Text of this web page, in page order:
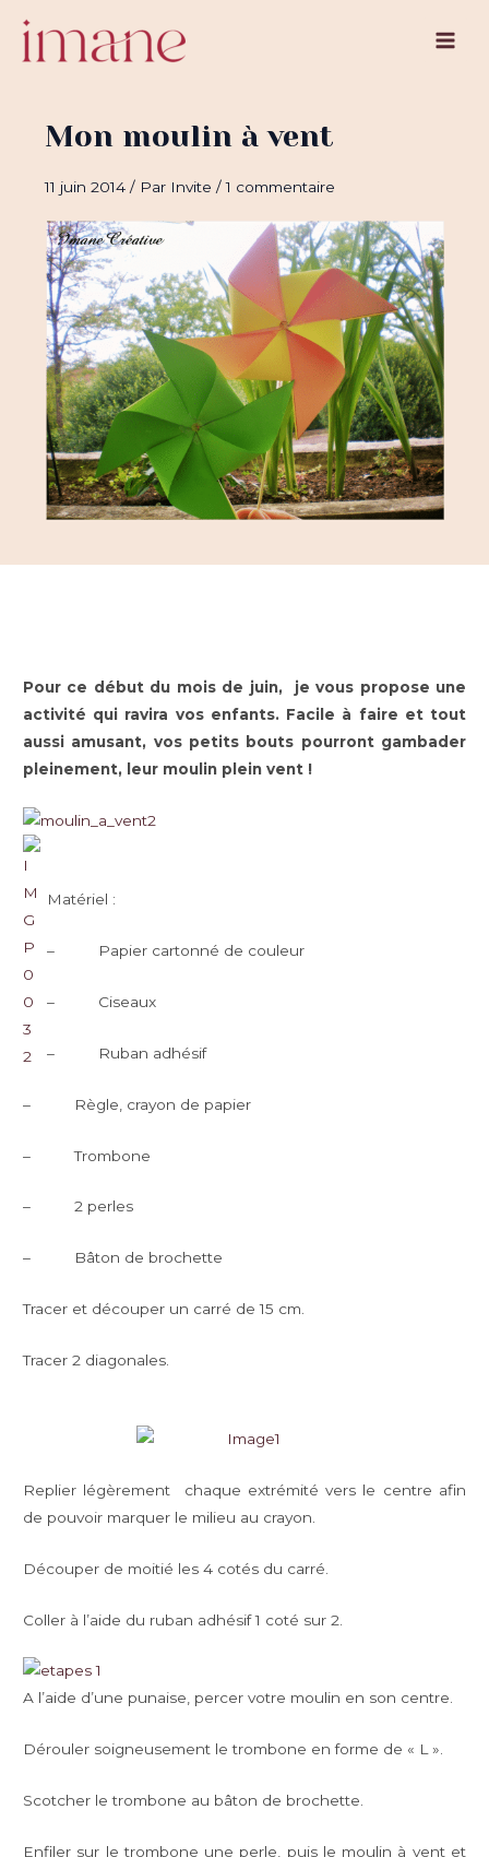
contenu
Main
Mon moulin à vent
11 juin 2014/ Par Invite/1 commentaire
Pour ce début du mois de juin, je vous propose une
activité qui ravira vos enfants. Facile à faire et tout
aussi amusant, vos petits bouts pourront gambader
pleinement, leur moulin plein vent !
Matériel :
– Papier cartonné de couleur
– Ciseaux
– Ruban adhésif
– Règle, crayon de papier
– Trombone
– 2 perles
– Bâton de brochette
Tracer et découper un carré de 15 cm.
Tracer 2 diagonales.
Replier légèrement chaque extrémité vers le centre afin
de pouvoir marquer le milieu au crayon.
Découper de moitié les 4 cotés du carré.
Coller à l’aide du ruban adhésif 1 coté sur 2.
A l’aide d’une punaise, percer votre moulin en son centre.
Dérouler soigneusement le trombone en forme de « L ».
Scotcher le trombone au bâton de brochette.
Enfiler sur le trombone une perle, puis le moulin à vent et